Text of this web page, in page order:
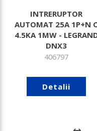
INTRERUPTOR
AUTOMAT 25A 1P+N
4.5KA 1MW -
DNX3
406797
Detalii